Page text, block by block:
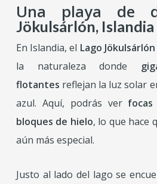
Una playa de
Jökulsárlón, Islandia
En Islandia, el Lago Jökulsárlón
la naturaleza donde
flotantes reflejan la luz solar
azul. Aquí, podrás ver
bloques de hielo, lo que hace
aún más especial.
Justo al lado del lago se